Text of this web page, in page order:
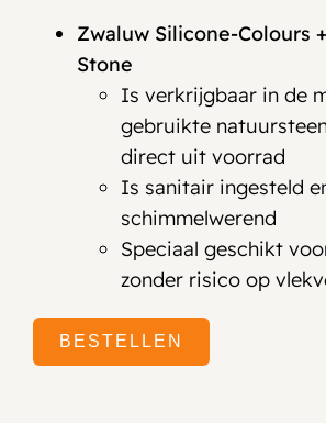
Zwaluw Silicone-Colours
Stone
Is verkrijgbaar in de
gebruikte
direct uit voorrad
Is sanitair ingesteld
schimmelwerend
Speciaal geschikt
zonder risico op
BESTELLEN